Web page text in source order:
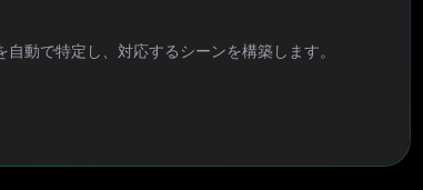
動で特定し、対応するシーンを構築します。